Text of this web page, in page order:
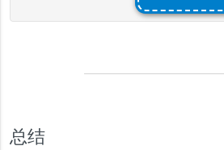
总结